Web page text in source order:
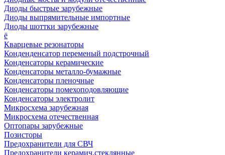
Диоды быстрые зарубежные
Диоды выпрямительные импортные
Диоды шоттки зарубежные
ё
Кварцевые резонаторы
Конденденсатор переменый подстрочный
Конденсаторы керамические
Конденсаторы металло-бумажные
Конденсаторы пленочные
Конденсаторы помехоподовляющие
Конденсаторы электролит
Микросхема зарубежная
Микросхема отечественная
Оптопары зарубежные
Позисторы
Предохранители для СВЧ
Предохранители керамич.стеклянные